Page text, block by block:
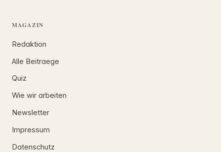
MAGAZIN
Redaktion
Alle Beitraege
Quiz
Wie wir arbeiten
Newsletter
Impressum
Datenschutz